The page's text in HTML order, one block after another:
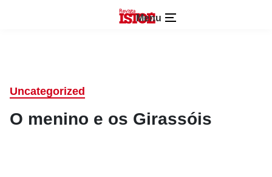
Menu
Uncategorized
O menino e os Girassóis